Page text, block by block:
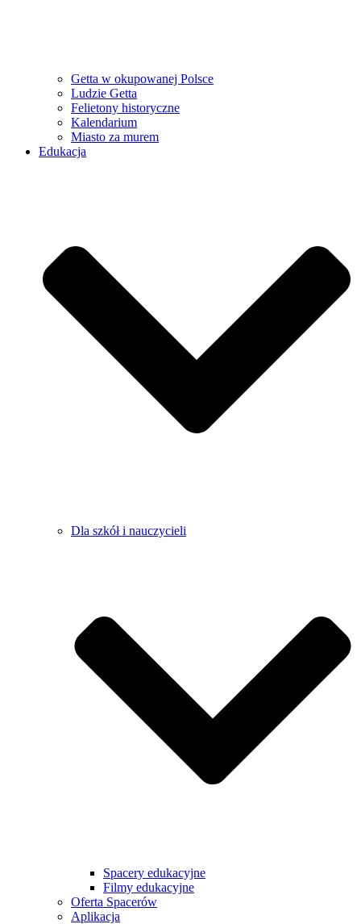
Getta w okupowanej Polsce
Ludzie Getta
Felietony historyczne
Kalendarium
Miasto za murem
Edukacja
Dla szkół i nauczycieli
Spacery edukacyjne
Filmy edukacyjne
Oferta Spacerów
Aplikacja